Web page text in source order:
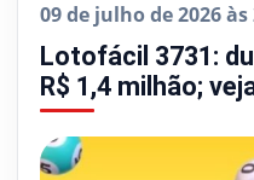
09 de julho de 2026 às
Lotofácil 3731:
R$ 1,4 milhão;